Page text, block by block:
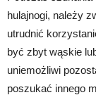
hulajnogi, należy
utrudnić
być zbyt wąskie
uniemożliwi
poszukać innego